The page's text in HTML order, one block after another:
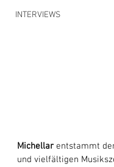
INTERVIEWS
Michellar entstammt
und vielfältigen